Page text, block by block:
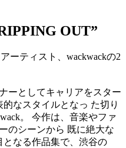
OUT”
ーティスト、wackwackの2
ーとしてキャリアをスター
的なスタイルとなっ た切り
。 今作は、音楽やファ
のシーンから 既に絶大な
なる作品集で、渋谷の